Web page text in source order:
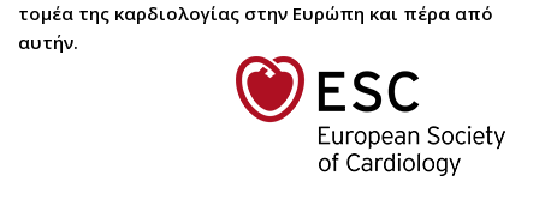
τομέα της καρδιολογίας στην Ευρώπη και πέρα από
αυτήν.